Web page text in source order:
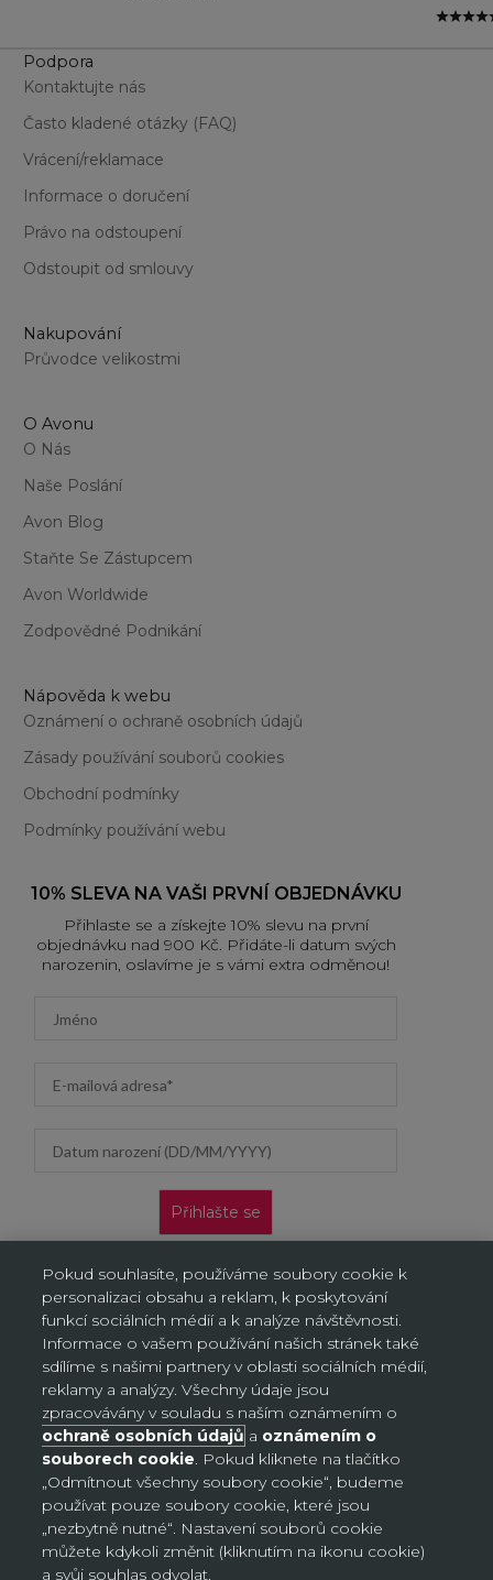
Podpora
Kontaktujte nás
Často kladené otázky (FAQ)
Vrácení/reklamace
Informace o doručení
Právo na odstoupení
Odstoupit od smlouvy
Nakupování
Průvodce velikostmi
O Avonu
O Nás
Naše Poslání
Avon Blog
Staňte Se Zástupcem
Avon Worldwide
Zodpovědné Podnikání
Nápověda k webu
Oznámení o ochraně osobních údajů
Zásady používání souborů cookies
Obchodní podmínky
Podmínky používání webu
10% SLEVA NA VAŠI PRVNÍ OBJEDNÁVKU
Přihlaste se a získejte 10% slevu na první
objednávku nad 900 Kč. Přidáte-li datum svých
narozenin, oslavíme je s vámi extra odměnou!
Přihlašte se
objednávku. Vztahuje se jen na doručení na adresu a výdejní
místa, neplatí na objednávky doručované AL/AG. Kliknutím na
„Přihlásit se“ potvrzujete, že jste si přečetli Oznámení o ochraně
osobních údajů a souhlasíte s ním.
Nastavení souborů cookie
Česko (CZK Kč)
Země
Česko (CZK Kč)
Pokud souhlasíte, používáme soubory cookie k
personalizaci obsahu a reklam, k poskytování
funkcí sociálních médií a k analýze návštěvnosti.
Informace o vašem používání našich stránek také
sdílíme s našimi partnery v oblasti sociálních médií,
reklamy a analýzy. Všechny údaje jsou
zpracovávány v souladu s naším oznámením o
ochraně osobních údajů a oznámením o
souborech cookie. Pokud kliknete na tlačítko
„Odmítnout všechny soubory cookie“, budeme
používat pouze soubory cookie, které jsou
„nezbytně nutné“. Nastavení souborů cookie
můžete kdykoli změnit (kliknutím na ikonu cookie)
a svůj souhlas odvolat.